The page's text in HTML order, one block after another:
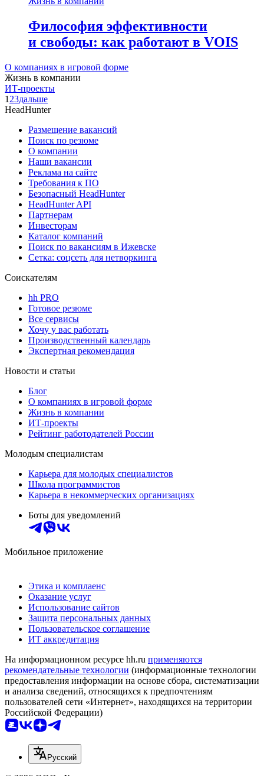
Философия эффективности
и свободы: как работают в VOIS
О компаниях в игровой форме
Жизнь в компании
ИТ-проекты
1 23дальше
HeadHunter
Размещение вакансий
Поиск по резюме
О компании
Наши вакансии
Реклама на сайте
Требования к ПО
Безопасный HeadHunter
HeadHunter API
Партнерам
Инвесторам
Каталог компаний
Поиск по вакансиям в Ижевске
Сетка: соцсеть для нетворкинга
Соискателям
hh PRO
Готовое резюме
Все сервисы
Хочу у вас работать
Производственный календарь
Экспертная рекомендация
Новости и статьи
Блог
О компаниях в игровой форме
Жизнь в компании
ИТ-проекты
Рейтинг работодателей России
Молодым специалистам
Карьера для молодых специалистов
Школа программистов
Карьера в некоммерческих организациях
Боты для уведомлений
Мобильное приложение
Этика и комплаенс
Оказание услуг
Использование сайтов
Защита персональных данных
Пользовательское соглашение
ИТ аккредитация
На информационном ресурсе hh.ru применяются
рекомендательные технологии (информационные технологии
предоставления информации на основе сбора, систематизации
и анализа сведений, относящихся к предпочтениям
пользователей сети «Интернет», находящихся на территории
Российской Федерации)
Русский